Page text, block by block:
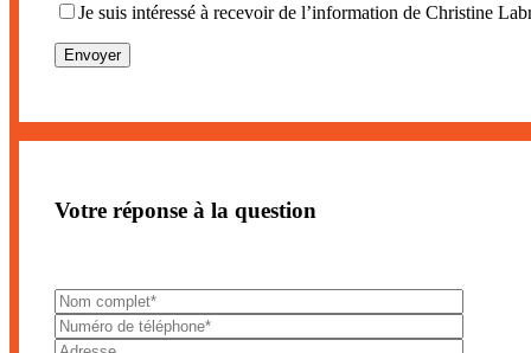
Je suis intéressé à recevoir de l’information de Christine
Votre réponse à la question